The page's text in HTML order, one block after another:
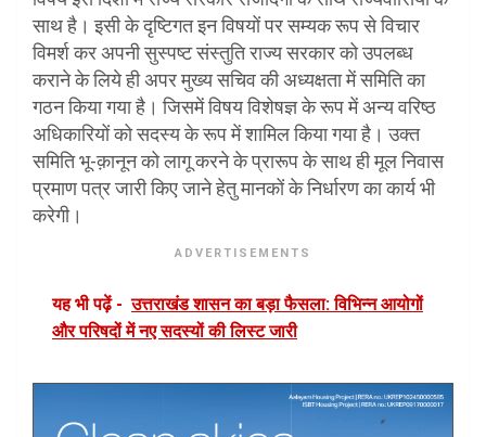
साथ है। इसी के दृष्टिगत इन विषयों पर सम्यक रूप से विचार
विमर्श कर अपनी सुस्पष्ट संस्तुति राज्य सरकार को उपलब्ध
कराने के लिये ही अपर मुख्य सचिव की अध्यक्षता में समिति का
गठन किया गया है। जिसमें विषय विशेषज्ञ के रूप में अन्य वरिष्ठ
अधिकारियों को सदस्य के रूप में शामिल किया गया है। उक्त
समिति भू-क़ानून को लागू करने के प्रारूप के साथ ही मूल निवास
प्रमाण पत्र जारी किए जाने हेतु मानकों के निर्धारण का कार्य भी
करेगी।
ADVERTISEMENTS
यह भी पढ़ें - उत्तराखंड शासन का बड़ा फैसला: विभिन्न आयोगों
और परिषदों में नए सदस्यों की लिस्ट जारी